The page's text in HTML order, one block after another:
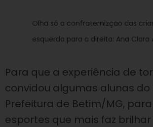
Olha só a confraternizção das
esquerda para a direita: Ana Clara
Para que a experiência de
convidou algumas alunas
Prefeitura de Betim/MG,
esportes que mais faz